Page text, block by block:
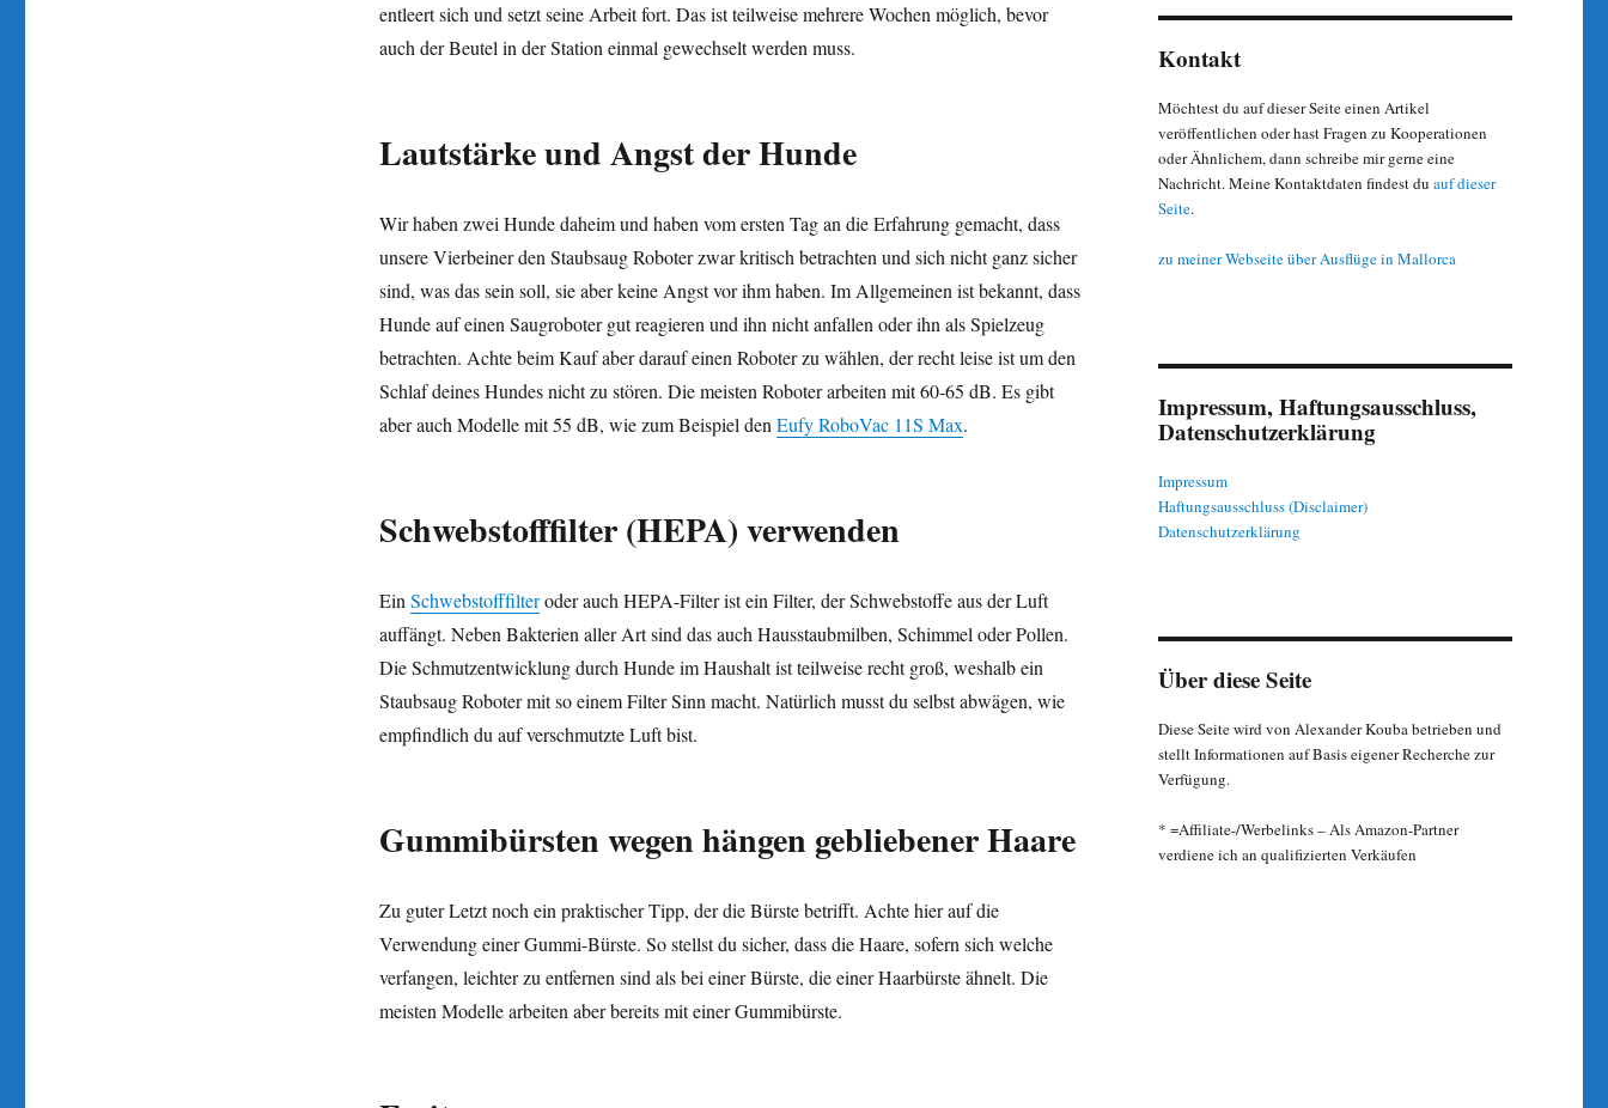
entleert sich und setzt seine Arbeit fort. Das ist teilweise mehrere Wochen möglich, bevor
auch der Beutel in der Station einmal gewechselt werden muss.
Lautstärke und Angst der Hunde
Wir haben zwei Hunde daheim und haben vom ersten Tag an die Erfahrung gemacht, dass
unsere Vierbeiner den Staubsaug Roboter zwar kritisch betrachten und sich nicht ganz sicher
sind, was das sein soll, sie aber keine Angst vor ihm haben. Im Allgemeinen ist bekannt, dass
Hunde auf einen Saugroboter gut reagieren und ihn nicht anfallen oder ihn als Spielzeug
betrachten. Achte beim Kauf aber darauf einen Roboter zu wählen, der recht leise ist um den
Schlaf deines Hundes nicht zu stören. Die meisten Roboter arbeiten mit 60-65 dB. Es gibt
aber auch Modelle mit 55 dB, wie zum Beispiel den Eufy RoboVac 11S Max.
Schwebstofffilter (HEPA)verwenden
Ein Schwebstofffilteroder auch HEPA-Filter ist ein Filter, der Schwebstoffe aus der Luft
auffängt. Neben Bakterien aller Art sind das auch Hausstaubmilben, Schimmel oder Pollen.
Die Schmutzentwicklung durch Hunde im Haushalt ist teilweise recht groß, weshalb ein
Staubsaug Roboter mit so einem Filter Sinn macht. Natürlich musst du selbst abwägen, wie
empfindlich du auf verschmutzte Luft bist.
Gummibürstenwegenhängen gebliebener Haare
Zu guter Letzt noch ein praktischer Tipp, der die Bürste betrifft. Achte hier auf die
Verwendung einer Gummi-Bürste. So stellst du sicher, dass die Haare, sofern sich welche
verfangen, leichter zu entfernen sind als bei einer Bürste, die einer Haarbürste ähnelt. Die
meisten Modelle arbeiten aber bereits mit einer Gummibürste.
Kontakt
Möchtest du auf dieser Seite einen Artikel
veröffentlichen oder hast Fragen zu Kooperationen
oder Ähnlichem, dann schreibe mir gerne eine
Nachricht. Meine Kontaktdaten findest du auf dieser
Seite.
zu meiner Webseite über Ausflüge in Mallorca
Impressum, Haftungsausschluss,
Datenschutzerklärung
Impressum
Haftungsausschluss (Disclaimer)
Datenschutzerklärung
Über diese Seite
Diese Seite wird von Alexander Kouba betrieben und
stellt Informationen auf Basis eigener Recherche zur
Verfügung.
* =Affiliate-/Werbelinks – Als Amazon-Partner
verdiene ich an qualifizierten Verkäufen